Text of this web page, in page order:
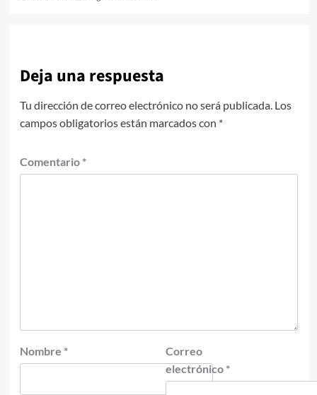
Deja una respuesta
Tu dirección de correo electrónico no será publicada. Los
campos obligatorios están marcados con *
Comentario *
Nombre *
Correo
electrónico *